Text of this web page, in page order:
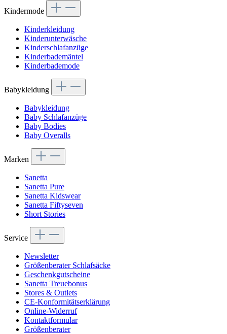
Kindermode
Kinderkleidung
Kinderunterwäsche
Kinderschlafanzüge
Kinderbademäntel
Kinderbademode
Babykleidung
Babykleidung
Baby Schlafanzüge
Baby Bodies
Baby Overalls
Marken
Sanetta
Sanetta Pure
Sanetta Kidswear
Sanetta Fiftyseven
Short Stories
Service
Newsletter
Größenberater Schlafsäcke
Geschenkgutscheine
Sanetta Treuebonus
Stores & Outlets
CE-Konformitätserklärung
Online-Widerruf
Kontaktformular
Größenberater